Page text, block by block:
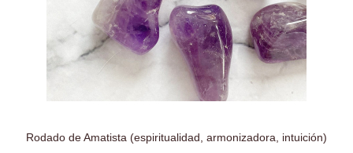
Rodado de Amatista (espiritualidad, armonizadora, intuición)